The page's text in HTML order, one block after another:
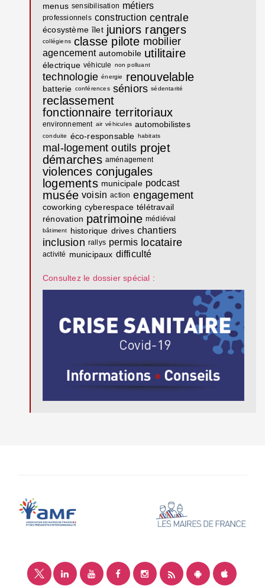
menus sensibilisation métiers
professionnels construction centrale
écosystème îlet juniors rangers
collégiens classe pilote mobilier
agencement automobile utilitaire
électrique véhicule non polluant
technologie énergie renouvelable
batterie conférences séniors sédentarité
reclassement
fonctionnaire territoriaux
environnement air véhicules automobilistes
conduite éco-responsable habitats
mal-logement outils projet
démarches aménagement
violences conjugales
logements municipale podcast
musée voisin action engagement
coworking cyberespace télétravail
rénovation patrimoine médiéval
bâtiment historique drives chantiers
inclusion rallys permis locataire
activité municipaux difficulté
Consultez le dossier spécial :